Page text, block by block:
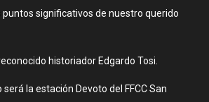
significativos de nuestro querido
historiador Edgardo Tosi.
la estación Devoto del FFCC San